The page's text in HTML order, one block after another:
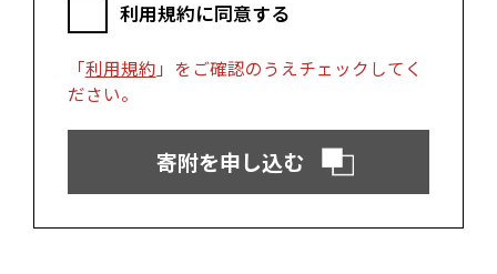
松阪市（三重県）
高島市（滋賀県）
東近江市（滋賀県） 京都市（京都府）
与謝野町（京都府）大阪市（大阪府）
利用規約に同意する
「利用規約 」をご確認のうえチェックしてく
ださい。
寄附を申し込む